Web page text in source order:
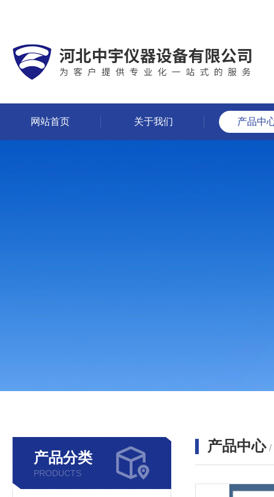
网站首页 关于我们 产品中
产品分类
PRODUCTS
产品中心 /